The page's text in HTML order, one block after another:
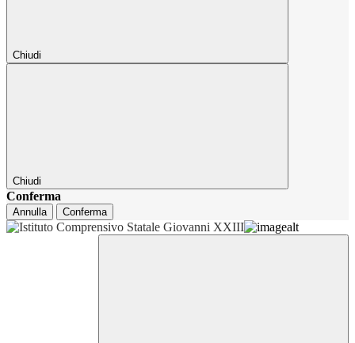
Chiudi
Chiudi
Conferma
Annulla Conferma